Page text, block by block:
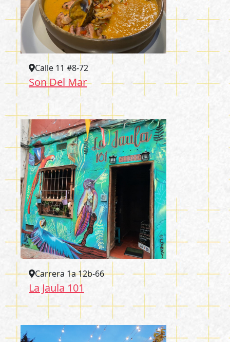
Calle 11 #8-72
Son Del Mar
Carrera 1a 12b-66
La Jaula 101